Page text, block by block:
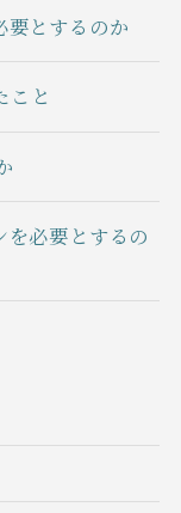
要とするのか
と
必要とするの